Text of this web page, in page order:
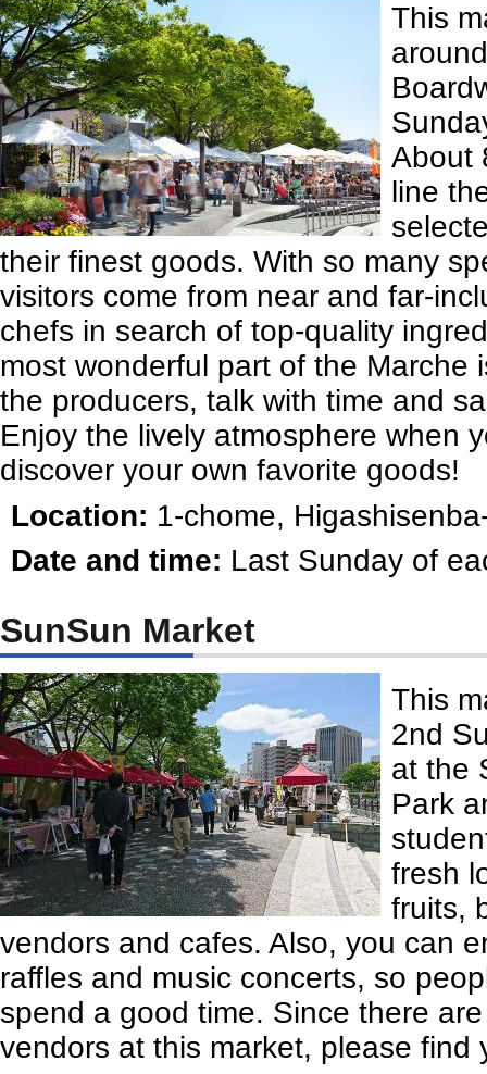
This
About
line
their finest goods. With so many
visitors come from near and far-
chefs in search of top-quality
most wonderful part of the Marche
the producers, talk with time and
Enjoy the lively atmosphere when
discover your own favorite goods!
Location: 1-chome,
Date and time: Last Sunday of
SunSun Market
This
2nd
at the
Park
fresh
fruits,
vendors and cafes. Also, you can
raffles and music concerts, so
spend a good time. Since there
vendors at this market, please find